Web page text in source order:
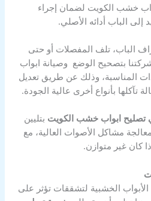
خشب الكويت لضمان إجراء
إلى الباب أدائه الأصلي.
الباب، تلف المفصلات أو حتى
شركتنا بتصحيح الوضع وصيانة ابواب
المناسبة، وذلك عن طريق تعديل
تآكلها بأنواع أخرى عالية الجودة.
تصليح ابواب خشب الكويت بتليين
مشاكل الأصوات العالية، مع
كان غير متوازن.
الخشبية لتشققات تؤثر على